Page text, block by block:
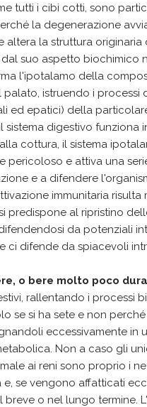
tutti i cibi cotti, sono
la degenerazione
altera la struttura
suo aspetto biochimico
l'ipotalamo della
istruendo i processi
ed epatici) della
sistema digestivo funziona
cottura, il sistema
pericoloso e attiva una
e a difendere
immunitaria risulta
predispone al ripristino
da potenziali
ci difende da spiacevoli
o bere molto poco
rallentando i processi
se si ha sete e non
eccessivamente
Non a caso gli
ai reni sono proprio i
se vengono affatticati
breve o nel lungo termine.